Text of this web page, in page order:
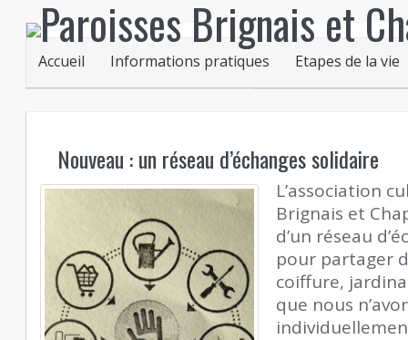
Accueil Informations pratiques Etapes de la vie
Nouveau : un réseau d’échanges solidaire
L’association
Brignais et
d’un réseau
pour partager
coiffure,
que nous